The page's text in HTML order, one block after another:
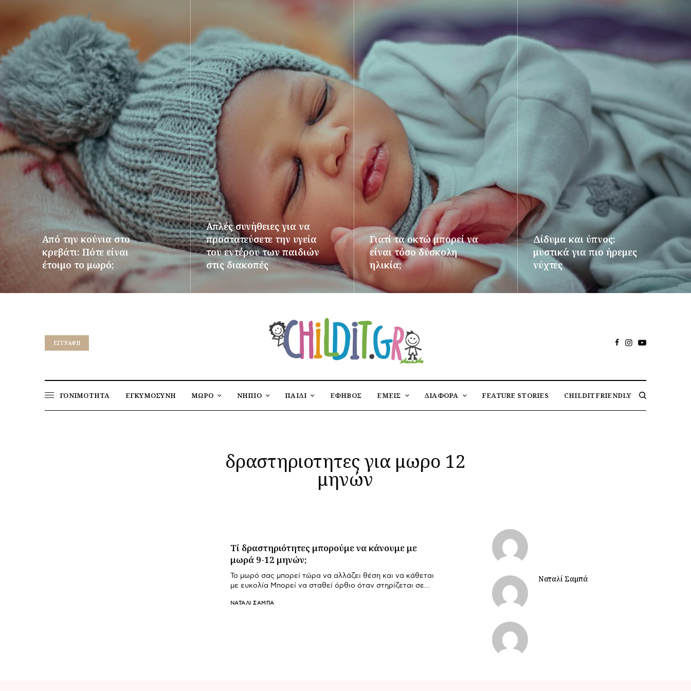
Από την κούνια στο
κρεβάτι: Πότε είναι
έτοιμο το μωρό;
Απλές συνήθειες για να
προστατεύσετε την υγεία
του εντέρου των παιδιών
στις διακοπές
Γιατί τα οκτώ μπορεί να
είναι τόσο δύσκολη
ηλικία;
ΠΕΡΙΣΣΌΤΕΡΑ
Δίδυμα και ύπνος:
μυστικά για πιο ήρεμες
νύχτες
ΠΕΡΙΣΣΌΤΕΡΑ
EΓΓΡΑΦΉ
ΓΟΝΙΜΟΤΗΤΑ ΕΓΚΥΜΟΣΥΝΗ ΜΩΡΟ ΝΗΠΙΟ ΠΑΙΔΙ ΕΦΗΒΟΣ ΕΜΕΙΣ ΔΙΑΦΟΡΑ FEATURE STORIES CHILDITFRIENDLY
δραστηριοτητες για μωρο 12
μηνών
Τί δραστηριότητες μπορούμε να κάνουμε με
μωρά 9-12 μηνών;
Το μωρό σας μπορεί τώρα να αλλάζει θέση και να κάθεται
με ευκολία Μπορεί να σταθεί όρθιο όταν στηρίζεται σε…
ΝΑΤΑΛΊ ΣΑΜΠΆ
Ναταλί Σαμπά